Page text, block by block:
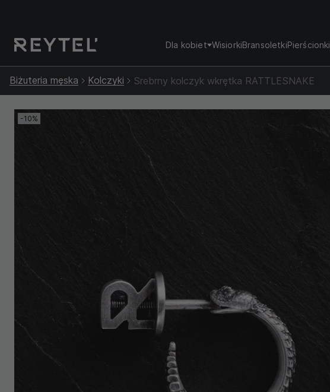
Dla kobiet WisiorkiBransoletkiPierścionki
Biżuteria męska Kolczyki Srebrny kolczyk wkrętka RATTLESNAKE
-10%